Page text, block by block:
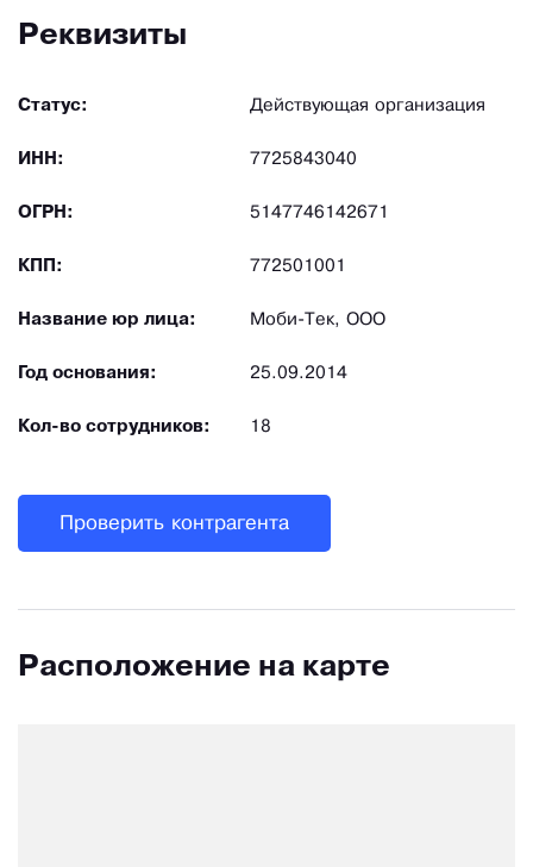
Реквизиты
Статус: Действующая организация
ИНН: 7725843040
ОГРН: 5147746142671
КПП: 772501001
Название юр лица: Моби-Тек, ООО
Год основания: 25.09.2014
Кол-во сотрудников: 18
Проверить контрагента
Расположение на карте